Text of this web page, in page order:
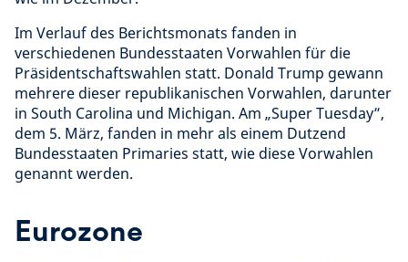
Im Verlauf des Berichtsmonats fanden in
verschiedenen Bundesstaaten Vorwahlen für die
Präsidentschaftswahlen statt. Donald Trump gewann
mehrere dieser republikanischen Vorwahlen, darunter
in South Carolina und Michigan. Am „Super Tuesday”,
dem 5. März, fanden in mehr als einem Dutzend
Bundesstaaten Primaries statt, wie diese Vorwahlen
genannt werden.
Eurozone